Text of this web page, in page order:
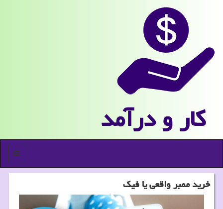
كار و درآمد
منو
خرید ممبر واقعی یا فیك